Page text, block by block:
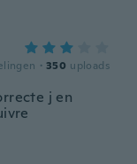
· 350 uploads
j en